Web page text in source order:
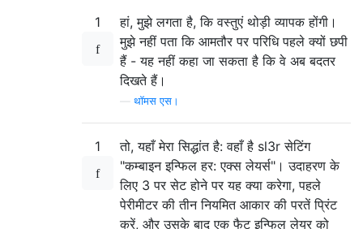
1
हां, मुझे लगता है, कि वस्तुएं थोड़ी व्यापक होंगी।
मुझे नहीं पता कि आमतौर पर परिधि पहले क्यों छपी
हैं - यह नहीं कहा जा सकता है कि वे अब बदतर
दिखते हैं।
थॉमस एस।
1
तो, यहाँ मेरा सिद्धांत है: वहाँ है sl3r सेटिंग
"कम्बाइन इन्फिल हर: एक्स लेयर्स"। उदाहरण के
लिए 3 पर सेट होने पर यह क्या करेगा, पहले
पेरीमीटर की तीन नियमित आकार की परतें प्रिंट
करें, और उसके बाद एक फैट इन्फिल लेयर को